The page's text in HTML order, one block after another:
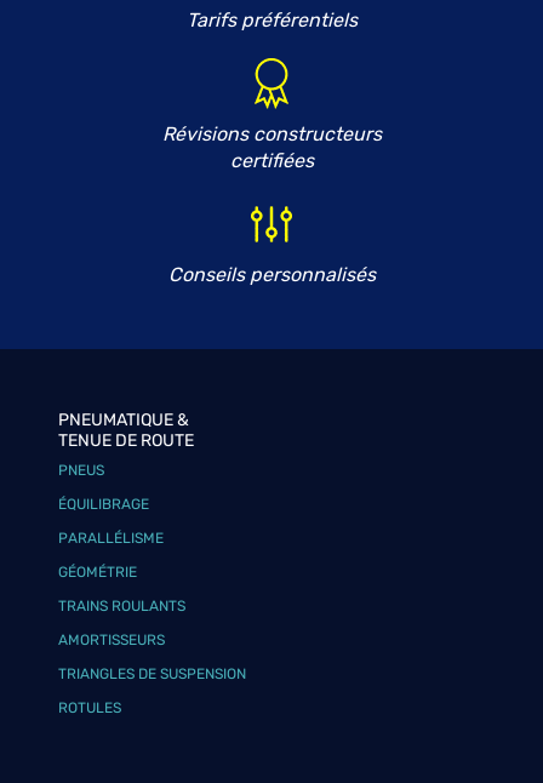
Tarifs préférentiels
Révisions constructeurs
certifiées
Conseils personnalisés
PNEUMATIQUE &
TENUE DE ROUTE
PNEUS
ÉQUILIBRAGE
PARALLÉLISME
GÉOMÉTRIE
TRAINS ROULANTS
AMORTISSEURS
TRIANGLES DE SUSPENSION
ROTULES